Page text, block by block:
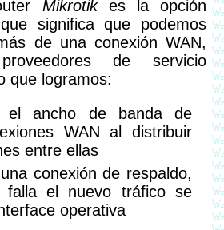
Mikrotikes la opción
significa que podemos
de una conexión WAN,
de servicio
que logramos:
el ancho de banda de
WAN al distribuir
entre ellas
conexión de respaldo,
el nuevo tráfico se
operativa